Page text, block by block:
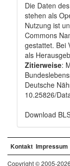
Die Daten
stehen als
Nutzung ist
Commons
gestattet. Bei
als
Zitierweise:
Deutsche
10.25826/
Download
Kontakt Impressum
Copyright © 2005-